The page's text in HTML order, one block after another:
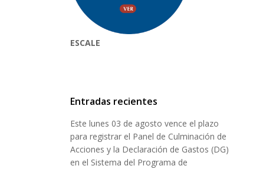
ESCALE
Entradas recientes
Este lunes 03 de agosto vence el plazo
para registrar el Panel de Culminación de
Acciones y la Declaración de Gastos (DG)
en el Sistema del Programa de